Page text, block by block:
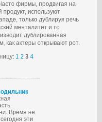
фирмы, продвигая на
используют
только дублируя речь
менталитет и то
дублированная
как актеры открывают рот.
1 2 3 4
Время не
эти